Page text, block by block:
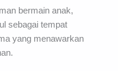
bermain anak,
sebagai tempat
yang menawarkan